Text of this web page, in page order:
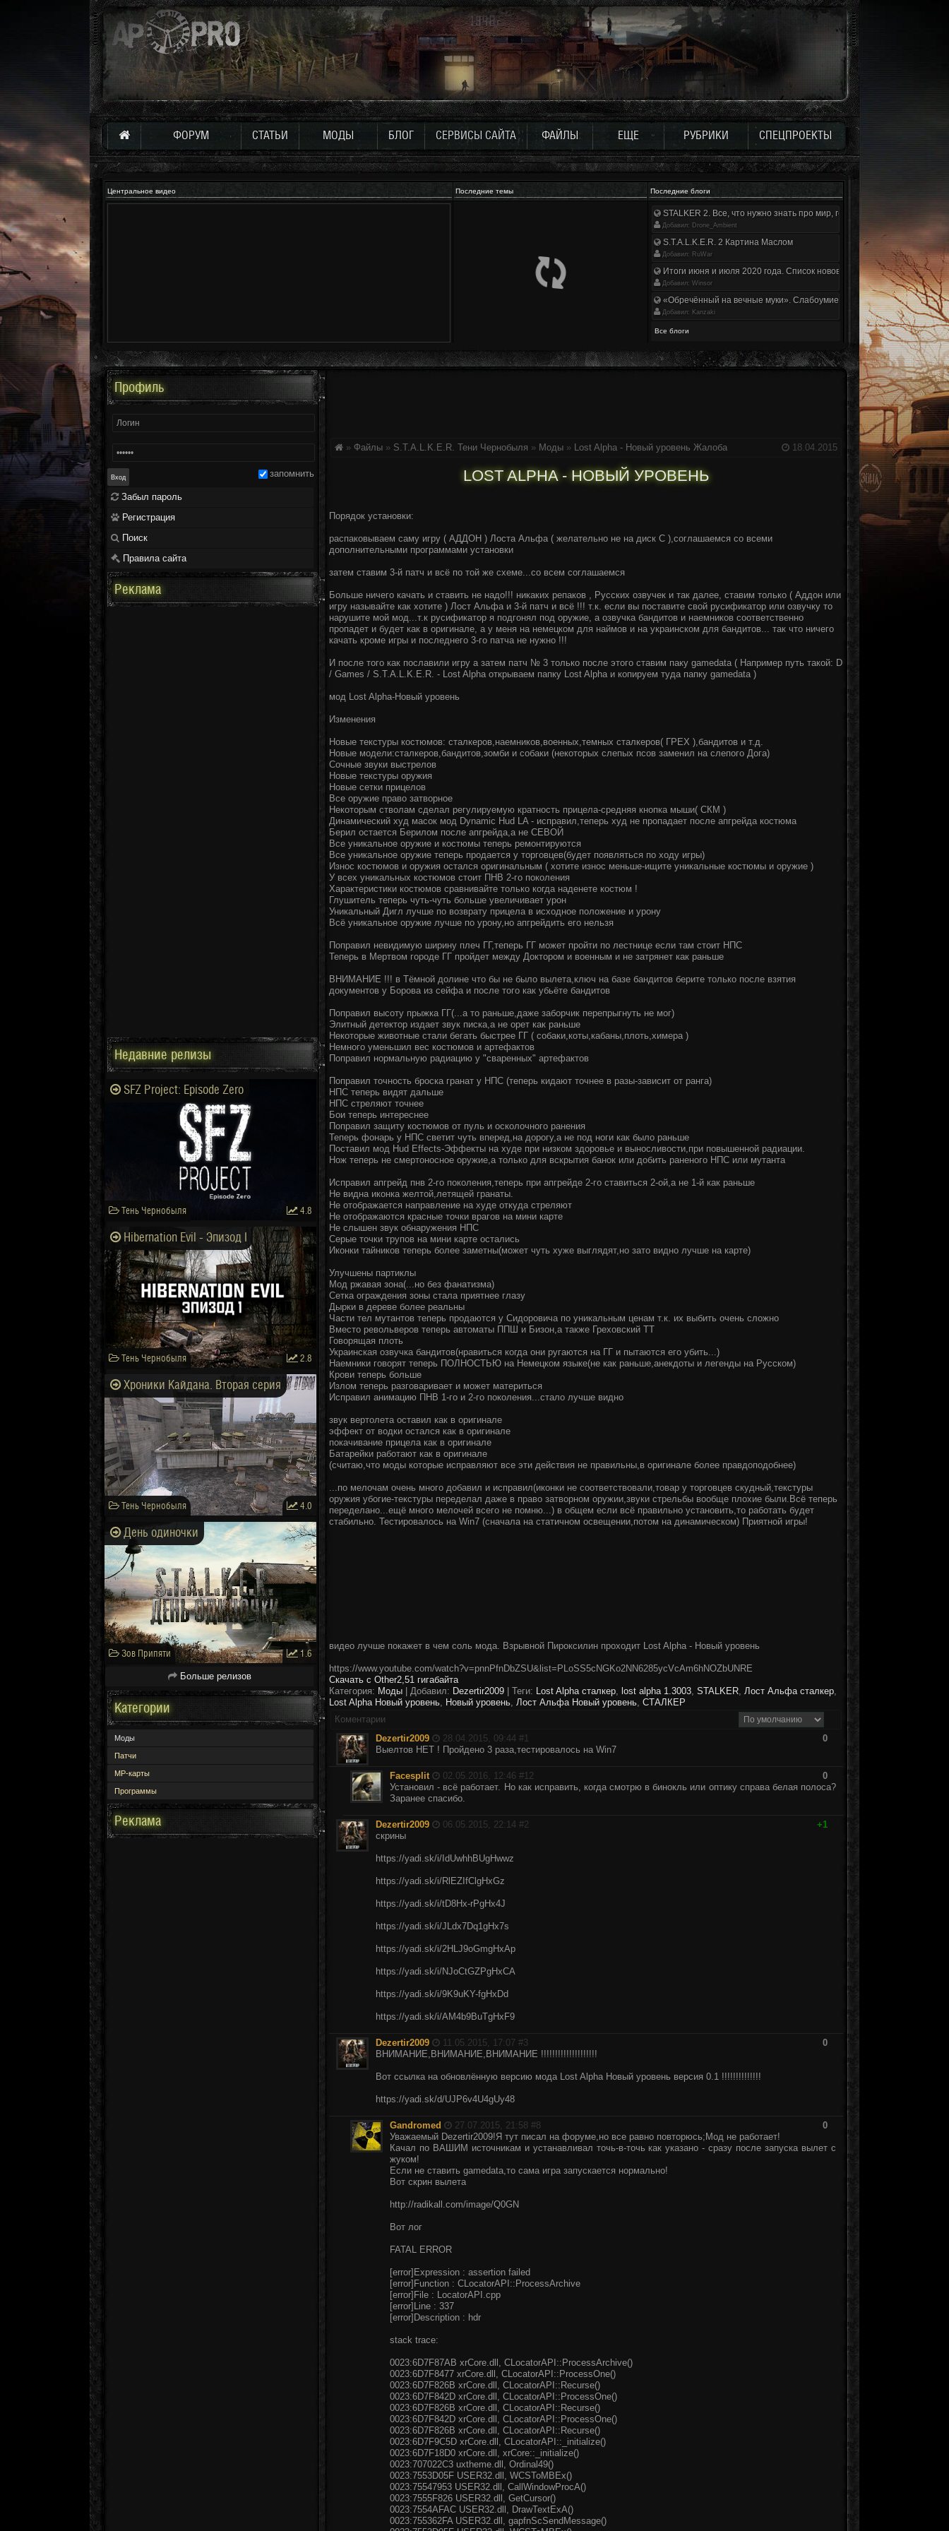
ФОРУМ СТАТЬИ МОДЫ БЛОГ СЕРВИСЫ САЙТА ФАЙЛЫ ЕЩЕ РУБРИКИ СПЕЦПРОЕКТЫ
Центральное видео Последние темы Последние блоги
STALKER 2. Все, что нужно знать про мир, геймплей и сюжет | Разбор
Добавил: Drone_Ambient
S.T.A.L.K.E.R. 2 Картина Маслом
Добавил: RuWar
Итоги июня и июля 2020 года. Список нововведений
Добавил: Winsor
«Обречённый на вечные муки». Слабоумие и отвага
Добавил: Kanzaki
Все блоги
18.04.2015
» Файлы » S.T.A.L.K.E.R. Тени Чернобыля » Моды » Lost Alpha - Новый уровень Жалоба
LOST ALPHA - НОВЫЙ УРОВЕНЬ
Порядок установки:
распаковываем саму игру ( АДДОН ) Лоста Альфа ( желательно не на диск С ),соглашаемся со всеми
дополнительными программами установки
затем ставим 3-й патч и всё по той же схеме...со всем соглашаемся
Больше ничего качать и ставить не надо!!! никаких репаков , Русских озвучек и так далее, ставим только ( Аддон или
игру называйте как хотите ) Лост Альфа и 3-й патч и всё !!! т.к. если вы поставите свой русификатор или озвучку то
нарушите мой мод...т.к русификатор я подгонял под оружие, а озвучка бандитов и наемников соответственно
пропадет и будет как в оригинале, а у меня на немецком для наймов и на украинском для бандитов... так что ничего
качать кроме игры и последнего 3-го патча не нужно !!!
И после того как пославили игру а затем патч № 3 только после этого ставим паку gamedata ( Например путь такой: D
/ Games / S.T.A.L.K.E.R. - Lost Alpha открываем папку Lost Alpha и копируем туда папку gamedata )
мод Lost Alpha-Новый уровень
Изменения
Новые текстуры костюмов: сталкеров,наемников,военных,темных сталкеров( ГРЕХ ),бандитов и т.д.
Новые модели:сталкеров,бандитов,зомби и собаки (некоторых слепых псов заменил на слепого Дога)
Сочные звуки выстрелов
Новые текстуры оружия
Новые сетки прицелов
Все оружие право затворное
Некоторым стволам сделал регулируемую кратность прицела-средняя кнопка мыши( СКМ )
Динамический худ масок мод Dynamic Hud LA - исправил,теперь худ не пропадает после апгрейда костюма
Берил остается Берилом после апгрейда,а не СЕВОЙ
Все уникальное оружие и костюмы теперь ремонтируются
Все уникальное оружие теперь продается у торговцев(будет появляться по ходу игры)
Износ костюмов и оружия остался оригинальным ( хотите износ меньше-ищите уникальные костюмы и оружие )
У всех уникальных костюмов стоит ПНВ 2-го поколения
Характеристики костюмов сравнивайте только когда наденете костюм !
Глушитель теперь чуть-чуть больше увеличивает урон
Уникальный Дигл лучше по возврату прицела в исходное положение и урону
Всё уникальное оружие лучше по урону,но апгрейдить его нельзя
Поправил невидимую ширину плеч ГГ,теперь ГГ может пройти по лестнице если там стоит НПС
Теперь в Мертвом городе ГГ пройдет между Доктором и военным и не затрянет как раньше
ВНИМАНИЕ !!! в Тёмной долине что бы не было вылета,ключ на базе бандитов берите только после взятия
документов у Борова из сейфа и после того как убьёте бандитов
Поправил высоту прыжка ГГ(...а то раньше,даже заборчик перепрыгнуть не мог)
Элитный детектор издает звук писка,а не орет как раньше
Некоторые животные стали бегать быстрее ГГ ( собаки,коты,кабаны,плоть,химера )
Немного уменьшил вес костюмов и артефактов
Поправил нормальную радиацию у "сваренных" артефактов
Поправил точность броска гранат у НПС (теперь кидают точнее в разы-зависит от ранга)
НПС теперь видят дальше
НПС стреляют точнее
Бои теперь интереснее
Поправил защиту костюмов от пуль и осколочного ранения
Теперь фонарь у НПС светит чуть вперед,на дорогу,а не под ноги как было раньше
Поставил мод Hud Effects-Эффекты на худе при низком здоровье и выносливости,при повышенной радиации.
Нож теперь не смертоносное оружие,а только для вскрытия банок или добить раненого НПС или мутанта
Исправил апгрейд пнв 2-го поколения,теперь при апгрейде 2-го ставиться 2-ой,а не 1-й как раньше
Не видна иконка желтой,летящей гранаты.
Не отображается направление на худе откуда стреляют
Не отображаются красные точки врагов на мини карте
Не слышен звук обнаружения НПС
Серые точки трупов на мини карте остались
Иконки тайников теперь более заметны(может чуть хуже выглядят,но зато видно лучше на карте)
Улучшены партиклы
Мод ржавая зона(...но без фанатизма)
Сетка ограждения зоны стала приятнее глазу
Дырки в дереве более реальны
Части тел мутантов теперь продаются у Сидоровича по уникальным ценам т.к. их выбить очень сложно
Вместо револьверов теперь автоматы ППШ и Бизон,а также Греховский ТТ
Говорящая плоть
Украинская озвучка бандитов(нравиться когда они ругаются на ГГ и пытаются его убить...)
Наемники говорят теперь ПОЛНОСТЬЮ на Немецком языке(не как раньше,анекдоты и легенды на Русском)
Крови теперь больше
Излом теперь разговаривает и может материться
Исправил анимацию ПНВ 1-го и 2-го поколения...стало лучше видно
звук вертолета оставил как в оригинале
эффект от водки остался как в оригинале
покачивание прицела как в оригинале
Батарейки работают как в оригинале
(считаю,что моды которые исправляют все эти действия не правильны,в оригинале более правдоподобнее)
...по мелочам очень много добавил и исправил(иконки не соответствовали,товар у торговцев скудный,текстуры
оружия убогие-текстуры переделал даже в право затворном оружии,звуки стрельбы вообще плохие были.Всё теперь
переделано...ещё много мелочей всего не помню...) в общем если всё правильно установить,то работать будет
стабильно. Тестировалось на Win7 (сначала на статичном освещении,потом на динамическом) Приятной игры!
видео лучше покажет в чем соль мода. Взрывной Пироксилин проходит Lost Alpha - Новый уровень
https://www.youtube.com/watch?v=pnnPfnDbZSU&list=PLoSS5cNGKo2NN6285ycVcAm6hNOZbUNRE
Скачать с Other2,51 гигабайта
Категория: Моды | Добавил: Dezertir2009 Теги: Lost Alpha сталкер, lost alpha 1.3003, STALKER, Лост Альфа сталкер,
Lost Alpha Новый уровень, Новый уровень, Лост Альфа Новый уровень, СТАЛКЕР
Коментарии
Dezertir2009
28.04.2015, 09:44 #1
0
Выелтов НЕТ ! Пройдено 3 раза,тестировалось на Win7
Facesplit 02.05.2016, 12:46 #12
0
Установил - всё работает. Но как исправить, когда смотрю в бинокль или оптику справа белая полоса?
Заранее спасибо.
Dezertir2009 06.05.2015, 22:14 #2
+1
скрины
https://yadi.sk/i/IdUwhhBUgHwwz
https://yadi.sk/i/RlEZIfClgHxGz
https://yadi.sk/i/tD8Hx-rPgHx4J
https://yadi.sk/i/JLdx7Dq1gHx7s
https://yadi.sk/i/2HLJ9oGmgHxAp
https://yadi.sk/i/NJoCtGZPgHxCA
https://yadi.sk/i/9K9uKY-fgHxDd
https://yadi.sk/i/AM4b9BuTgHxF9
Dezertir2009 11.05.2015, 17:07 #3
0
ВНИМАНИЕ,ВНИМАНИЕ,ВНИМАНИЕ !!!!!!!!!!!!!!!!!!!!
Вот ссылка на обновлённую версию мода Lost Alpha Новый уровень версия 0.1 !!!!!!!!!!!!!!
https://yadi.sk/d/UJP6v4U4gUy48
Gandromed 27.07.2015, 21:58 #8
0
Уважаемый Dezertir2009!Я тут писал на форуме,но все равно повторюсь;Мод не работает!
Качал по ВАШИМ источникам и устанавливал точь-в-точь как указано - сразу после запуска вылет с
жуком!
Если не ставить gamedata,то сама игра запускается нормально!
Вот скрин вылета
http://radikall.com/image/Q0GN
Вот лог
FATAL ERROR
[error]Expression : assertion failed
[error]Function : CLocatorAPI::ProcessArchive
[error]File : LocatorAPI.cpp
[error]Line : 337
[error]Description : hdr
stack trace:
0023:6D7F87AB xrCore.dll, CLocatorAPI::ProcessArchive()
0023:6D7F8477 xrCore.dll, CLocatorAPI::ProcessOne()
0023:6D7F826B xrCore.dll, CLocatorAPI::Recurse()
0023:6D7F842D xrCore.dll, CLocatorAPI::ProcessOne()
0023:6D7F826B xrCore.dll, CLocatorAPI::Recurse()
0023:6D7F842D xrCore.dll, CLocatorAPI::ProcessOne()
0023:6D7F826B xrCore.dll, CLocatorAPI::Recurse()
0023:6D7F9C5D xrCore.dll, CLocatorAPI::_initialize()
0023:6D7F18D0 xrCore.dll, xrCore::_initialize()
0023:707022C3 uxtheme.dll, Ordinal49()
0023:7553D05F USER32.dll, WCSToMBEx()
0023:75547953 USER32.dll, CallWindowProcA()
0023:7555F826 USER32.dll, GetCursor()
0023:7554AFAC USER32.dll, DrawTextExA()
0023:755362FA USER32.dll, gapfnScSendMessage()
Профиль
запомнить
Забыл пароль
Регистрация
Поиск
Правила сайта
Реклама
Недавние релизы
SFZ Project: Episode Zero
Тень Чернобыля 4.8
Hibernation Evil - Эпизод I
Тень Чернобыля 2.8
Хроники Кайдана. Вторая серия
Тень Чернобыля 4.0
День одиночки
Зов Припяти 1.6
Больше релизов
Категории
Моды
Патчи
МР-карты
Программы
Реклама